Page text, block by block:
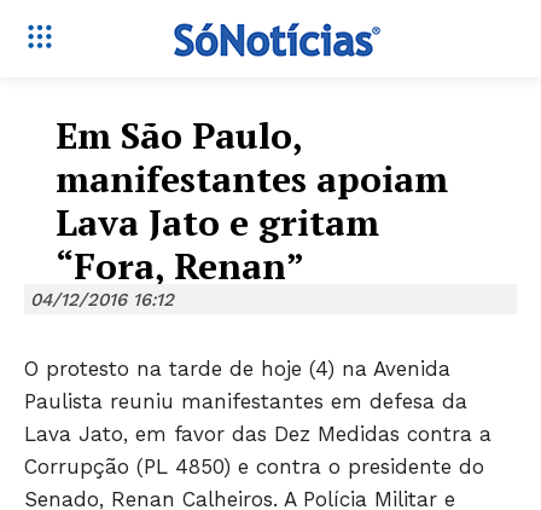
Em São Paulo,
manifestantes apoiam
Lava Jato e gritam
“Fora, Renan”
04/12/2016 16:12
O protesto na tarde de hoje (4) na Avenida
Paulista reuniu manifestantes em defesa da
Lava Jato, em favor das Dez Medidas contra a
Corrupção (PL 4850) e contra o presidente do
Senado, Renan Calheiros. A Polícia Militar e